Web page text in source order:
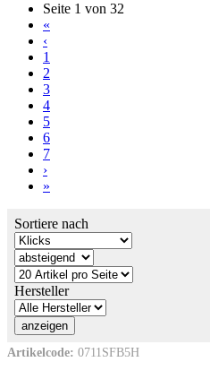
Seite 1 von 32
«
‹
1
2
3
4
5
6
7
›
»
Sortiere nach
Hersteller
Artikelcode: 0711SFB5H